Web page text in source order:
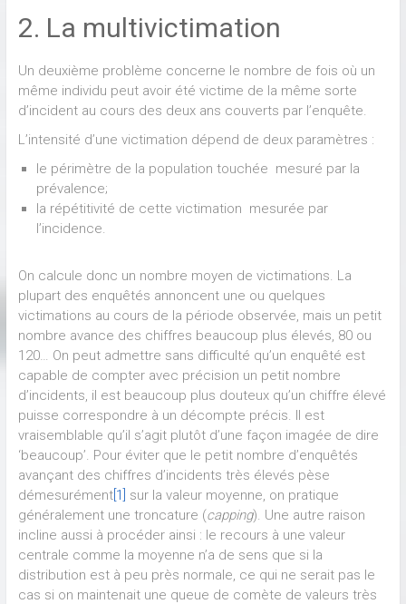
2. La multivictimation
Un deuxième problème concerne le nombre de fois où un
même individu peut avoir été victime de la même sorte
d’incident au cours des deux ans couverts par l’enquête.
L’intensité d’une victimation dépend de deux paramètres :
le périmètre de la population touchée mesuré par la
prévalence;
la répétitivité de cette victimation mesurée par
l’incidence.
On calcule donc un nombre moyen de victimations. La
plupart des enquêtés annoncent une ou quelques
victimations au cours de la période observée, mais un petit
nombre avance des chiffres beaucoup plus élevés, 80 ou
120… On peut admettre sans difficulté qu’un enquêté est
capable de compter avec précision un petit nombre
d’incidents, il est beaucoup plus douteux qu’un chiffre élevé
puisse correspondre à un décompte précis. Il est
vraisemblable qu’il s’agit plutôt d’une façon imagée de dire
‘beaucoup’. Pour éviter que le petit nombre d’enquêtés
avançant des chiffres d’incidents très élevés pèse
démesurément[1]
sur la valeur moyenne, on pratique
généralement une troncature (capping). Une autre raison
incline aussi à procéder ainsi : le recours à une valeur
centrale comme la moyenne n’a de sens que si la
distribution est à peu près normale, ce qui ne serait pas le
cas si on maintenait une queue de comète de valeurs très